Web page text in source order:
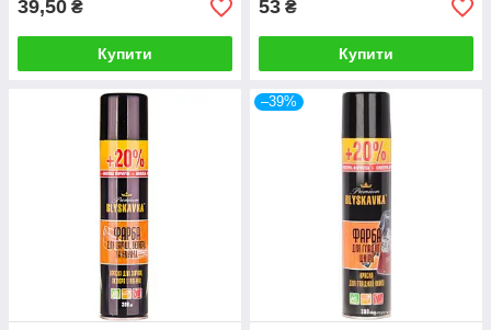
39,50 ₴
Купити
53 ₴
Купити
–39%